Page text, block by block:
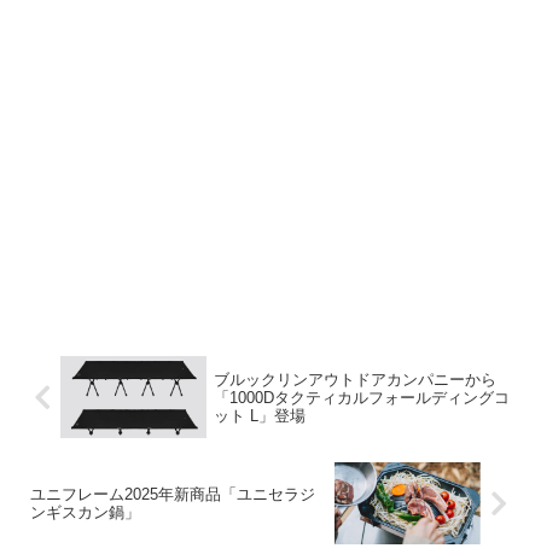
ブルックリンアウトドアカンパニーから
「1000Dタクティカルフォールディングコ
ット L」登場
ユニフレーム2025年新商品「ユニセラジ
ンギスカン鍋」